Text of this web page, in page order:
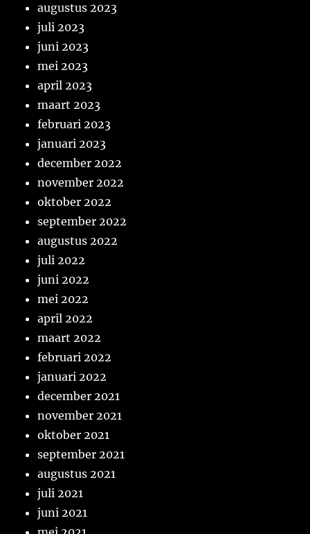
augustus 2023
juli 2023
juni 2023
mei 2023
april 2023
maart 2023
februari 2023
januari 2023
december 2022
november 2022
oktober 2022
september 2022
augustus 2022
juli 2022
juni 2022
mei 2022
april 2022
maart 2022
februari 2022
januari 2022
december 2021
november 2021
oktober 2021
september 2021
augustus 2021
juli 2021
juni 2021